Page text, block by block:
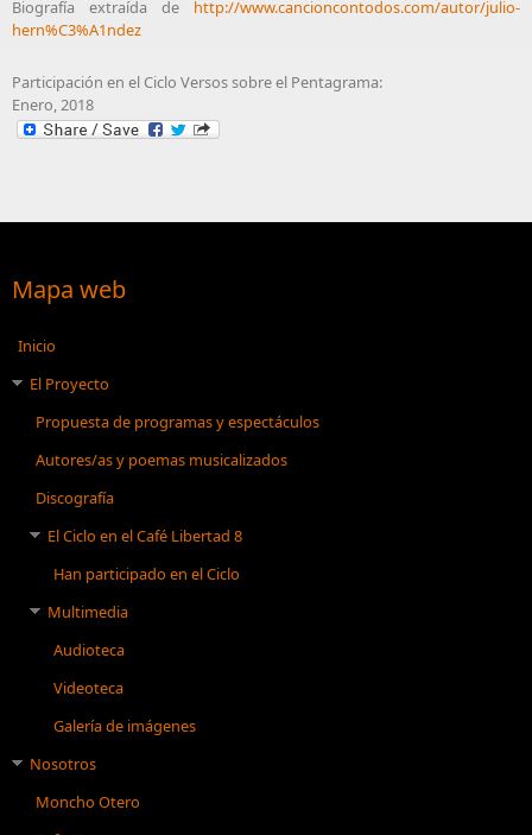
Biografía extraída de http://www.cancioncontodos.com/autor/julio-
hern%C3%A1ndez
Participación en el Ciclo Versos sobre el Pentagrama:
Enero, 2018
Mapa web
Inicio
El Proyecto
Propuesta de programas y espectáculos
Autores/as y poemas musicalizados
Discografía
El Ciclo en el Café Libertad 8
Han participado en el Ciclo
Multimedia
Audioteca
Videoteca
Galería de imágenes
Nosotros
Moncho Otero